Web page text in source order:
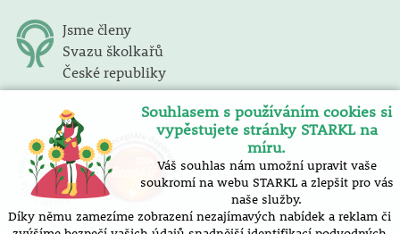
Jsme členy
Svazu školkařů
České republiky
Souhlasem s používáním cookies si
vypěstujete stránky STARKL na
míru.
Váš souhlas nám umožní upravit vaše
soukromí na webu STARKL a zlepšit pro vás
naše služby.
Díky němu zamezíme zobrazení nezajímavých nabídek a reklam či